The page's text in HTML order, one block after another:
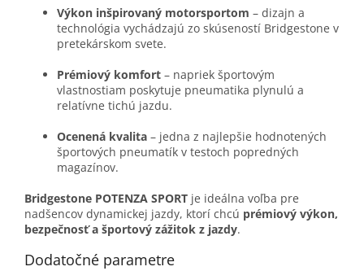
Výkon inšpirovaný motorsportom – dizajn a
technológia vychádzajú zo skúseností Bridgestone v
pretekárskom svete.
Prémiový komfort – napriek športovým
vlastnostiam poskytuje pneumatika plynulú a
relatívne tichú jazdu.
Ocenená kvalita – jedna z najlepšie hodnotených
športových pneumatík v testoch popredných
magazínov.
Bridgestone POTENZA SPORT je ideálna voľba pre
nadšencov dynamickej jazdy, ktorí chcú prémiový výkon,
bezpečnosť a športový zážitok z jazdy.
Dodatočné parametre